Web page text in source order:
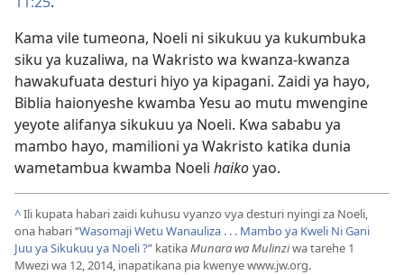
Kama vile tumeona, Noeli ni sikukuu ya kukumbuka
siku ya kuzaliwa, na Wakristo wa kwanza-kwanza
hawakufuata desturi hiyo ya kipagani. Zaidi ya hayo,
Biblia haionyeshe kwamba Yesu ao mutu mwengine
yeyote alifanya sikukuu ya Noeli. Kwa sababu ya
mambo hayo, mamilioni ya Wakristo katika dunia
wametambua kwamba Noeli haikoyao.
^Ili kupata habari zaidi kuhusu vyanzo vya desturi nyingi za Noeli,
ona habari “Wasomaji Wetu Wanauliza . . . Mambo ya Kweli Ni Gani
Juu ya Sikukuu ya Noeli ?” katikaMunara wa Mulinziwa tarehe 1
Mwezi wa 12, 2014, inapatikana pia kwenye www.jw.org.